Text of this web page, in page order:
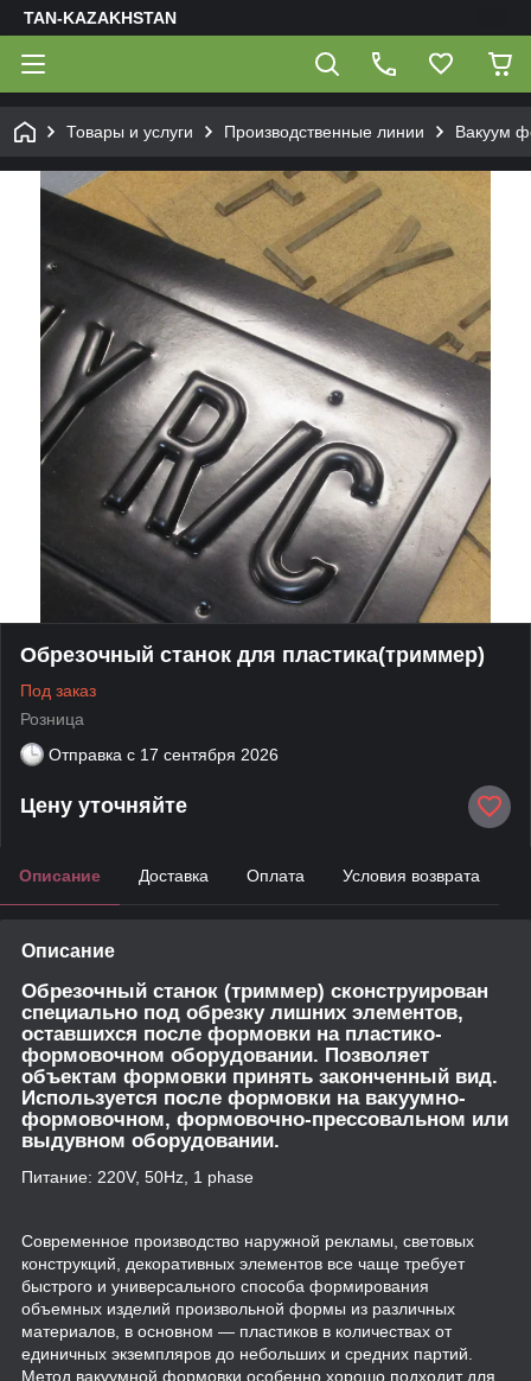
TAN-KAZAKHSTAN
Товары и услуги Производственные линии Вакуум
Обрезочный станок для пластика(триммер)
Под заказ
Розница
Отправка с 17 сентября 2026
Цену уточняйте
Описание Доставка Оплата Условия возврата
Описание
Обрезочный станок (триммер) сконструирован
специально под обрезку лишних элементов,
оставшихся после формовки на пластико-
формовочном оборудовании. Позволяет
объектам формовки принять законченный вид.
Используется после формовки на вакуумно-
формовочном, формовочно-прессовальном или
выдувном оборудовании.
Питание: 220V, 50Hz, 1 phase
Современное производство наружной рекламы, световых
конструкций, декоративных элементов все чаще требует
быстрого и универсального способа формирования
объемных изделий произвольной формы из различных
материалов, в основном — пластиков в количествах от
единичных экземпляров до небольших и средних партий.
Метод вакуумной формовки особенно хорошо подходит для